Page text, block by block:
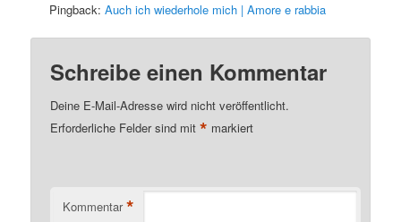
Pingback:Auch ich wiederhole mich | Amore e rabbia
Schreibe einen Kommentar
Deine E-Mail-Adresse wird nicht veröffentlicht.
Erforderliche Felder sind mit* markiert
Kommentar *